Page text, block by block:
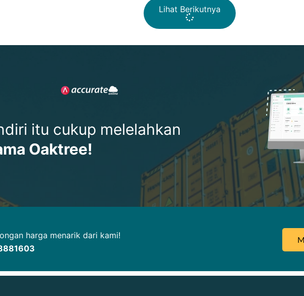
Lihat Berikutnya
itu cukup melelahkan
Oaktree!
harga menarik dari kami!